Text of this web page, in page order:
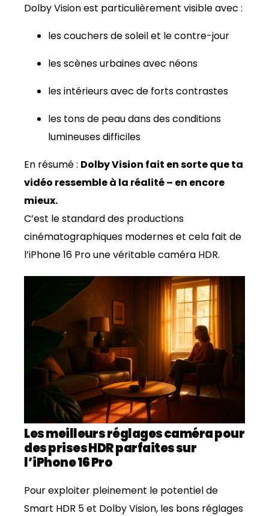
Dolby Vision est particulièrement visible avec :
les couchers de soleil et le contre-jour
les scènes urbaines avec néons
les intérieurs avec de forts contrastes
les tons de peau dans des conditions
lumineuses difficiles
En résumé : Dolby Vision fait en sorte que ta
vidéo ressemble à la réalité – en encore
mieux.
C’est le standard des productions
cinématographiques modernes et cela fait de
l’iPhone 16 Pro une véritable caméra HDR.
Les meilleurs réglages caméra pour
des prises HDR parfaites sur
l’iPhone 16 Pro
Pour exploiter pleinement le potentiel de
Smart HDR 5 et Dolby Vision, les bons réglages